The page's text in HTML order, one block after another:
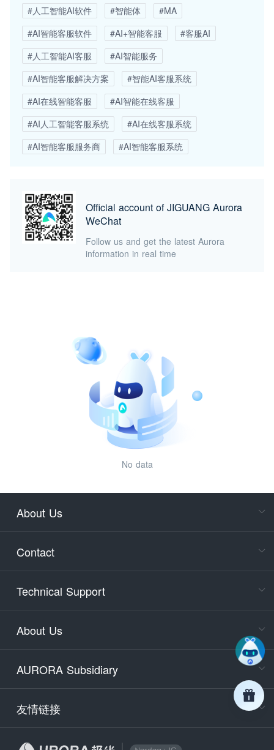
No data
#人工智能AI软件
#智能体
#MA
#AI智能客服软件
#AI+智能客服
#客服AI
#人工智能AI客服
#AI智能服务
#AI智能客服解决方案
#智能AI客服系统
#AI在线智能客服
#AI智能在线客服
#AI人工智能客服系统
#AI在线客服系统
#AI智能客服服务商
#AI智能客服系统
Official account of JIGUANG Aurora
WeChat
Follow us and get the latest Aurora
information in real time
About Us
Contact
Technical Support
About Us
AURORA Subsidiary
友情链接
days)
9:30-
Email